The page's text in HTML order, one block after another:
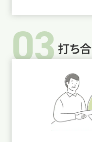
03打ち